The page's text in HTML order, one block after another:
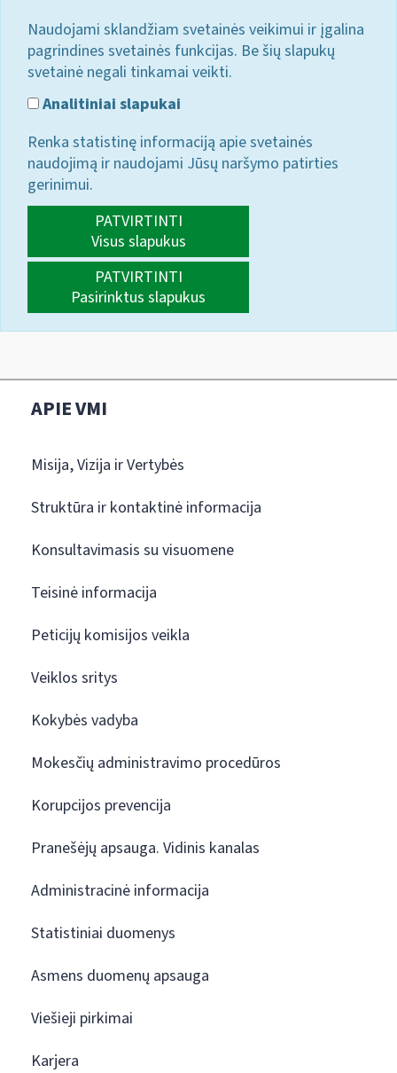
Naudojami sklandžiam svetainės veikimui ir įgalina
pagrindines svetainės funkcijas. Be šių slapukų
svetainė negali tinkamai veikti.
Analitiniai slapukai
Renka statistinę informaciją apie svetainės
naudojimą ir naudojami Jūsų naršymo patirties
gerinimui.
PATVIRTINTI
Visus slapukus
PATVIRTINTI
Pasirinktus slapukus
APIE VMI
Misija, Vizija ir Vertybės
Struktūra ir kontaktinė informacija
Konsultavimasis su visuomene
Teisinė informacija
Peticijų komisijos veikla
Veiklos sritys
Kokybės vadyba
Mokesčių administravimo procedūros
Korupcijos prevencija
Pranešėjų apsauga. Vidinis kanalas
Administracinė informacija
Statistiniai duomenys
Asmens duomenų apsauga
Viešieji pirkimai
Karjera